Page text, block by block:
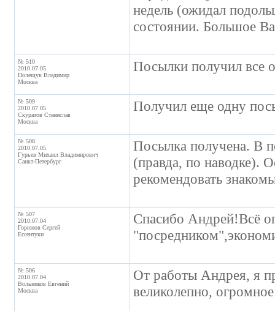
недель (ожидал
состоянии. Большое
№ 510
2010.07.05
Полещук Владимир
Москва
Посылки получил все
№ 509
2010.07.05
Скуратов Станислав
Москва
Получил еще одну
№ 508
2010.07.05
Гурьев Михаил Владимирович
Санкт-Петербург
Посылка получена. В
(правда, по наводке).
рекомендовать
№ 507
2010.07.04
Горюнов Сергей
Ессентуки
Спасибо Андрей!Всё
№ 506
2010.07.04
Вольников Евгений
Москва
От работы Андрея, я
великолепно,